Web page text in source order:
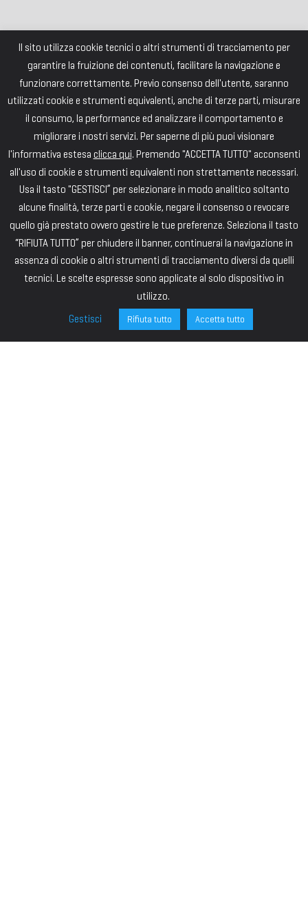
Il sito utilizza cookie tecnici o altri strumenti di tracciamento per
garantire la fruizione dei contenuti, facilitare la navigazione e
funzionare correttamente. Previo consenso dell'utente, saranno
utilizzati cookie e strumenti equivalenti, anche di terze parti, misurare
il consumo, la performance ed analizzare il comportamento e
migliorare i nostri servizi. Per saperne di più puoi visionare
l'informativa estesa clicca qui. Premendo "ACCETTA TUTTO" acconsenti
all'uso di cookie e strumenti equivalenti non strettamente necessari.
Usa il tasto "GESTISCI” per selezionare in modo analitico soltanto
alcune finalità, terze parti e cookie, negare il consenso o revocare
quello già prestato ovvero gestire le tue preferenze. Seleziona il tasto
“RIFIUTA TUTTO” per chiudere il banner, continuerai la navigazione in
assenza di cookie o altri strumenti di tracciamento diversi da quelli
tecnici. Le scelte espresse sono applicate al solo dispositivo in
utilizzo.
Gestisci
Rifiuta tutto Accetta tutto